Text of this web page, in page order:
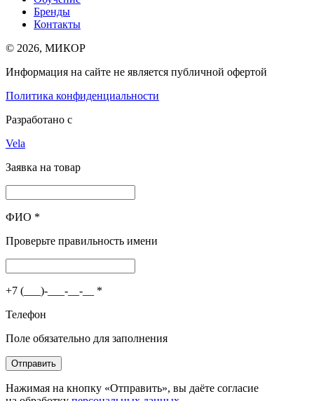
Бренды
Контакты
© 2026, МИКОР
Информация на сайте не является публичной офертой
Политика конфиденциальности
Разработано с
Vela
Заявка на товар
ФИО *
Проверьте правильность имени
+7 (___)-___-__-__ *
Телефон
Поле обязательно для заполнения
Отправить
Нажимая на кнопку «Отправить», вы даёте согласие